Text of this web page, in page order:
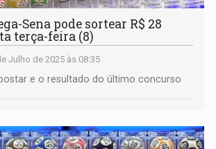
Sena pode sortear R$ 28
terça-feira (8)
Julho de 2025 às 08:35
e o resultado do último concurso